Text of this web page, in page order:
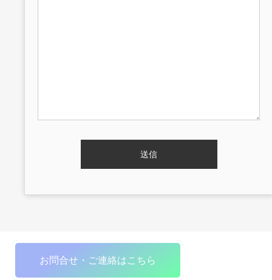
お問合せ・ご連絡はこちら